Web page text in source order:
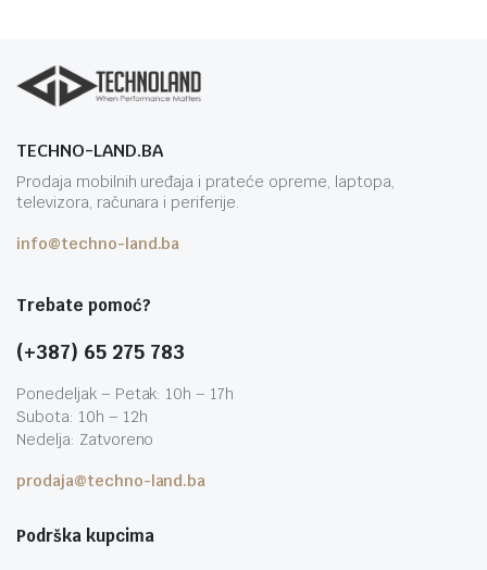
TECHNO-LAND.BA
Prodaja mobilnih uređaja i prateće opreme, laptopa,
televizora, računara i periferije.
info@techno-land.ba
Trebate pomoć?
(+387) 65 275 783
Ponedeljak – Petak: 10h – 17h
Subota: 10h – 12h
Nedelja: Zatvoreno
prodaja@techno-land.ba
Podrška kupcima